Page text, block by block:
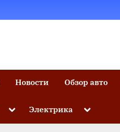
Новости Обзор авто
Toggle
menu
Электрика Toggle
menu